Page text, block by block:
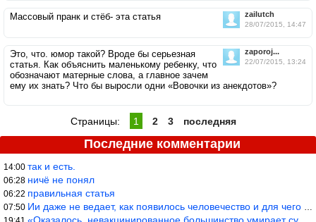
zailutch
28/07/2015, 14:47
Массовый пранк и стёб- эта статья
zaporoj...
22/07/2015, 13:24
Это, что. юмор такой? Вроде бы серьезная
статья. Как объяснить маленькому ребенку, что
обозначают матерные слова, а главное зачем
ему их знать? Что бы выросли одни «Вовочки из анекдотов»?
Страницы: 1 2 3 последняя
Последние комментарии
14:00 так и есть.
06:28 ничё не понял
06:22 правильная статья
07:50 Ии даже не ведает, как появилось человечество и для чего оно сущ
«Оказалось, невакцинированное большинство умирает существенно ча